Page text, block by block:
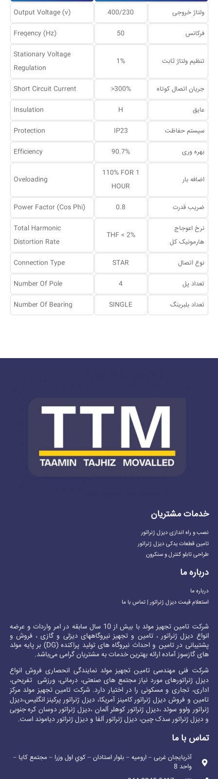
ولتاژ خروجی 400/230
Output Voltage (v)
فرکانس 50
Freqency (Hz)
تنظیم ولتاژ ثابت 1%
Stationary Voltage
Regulation
جریان اتصال کوتاه >300%
Short Circuit Current
عایق H
Insulation
سیستم حفاظت IP23
Protection
بهره وری 90.7%
Efficiency
اضافه بار
110% FOR 1
HOUR
Oveloading
ضریب قدرت 0.8
Power Factor (Cos Phi)
نرخ اعوجاج
هارمونیک کل
THF < 2%
Total Harmonic
Distortion Rate
نوع اتصال STAR
Connection Type
تعداد پل 4
Number Of Pole
تعداد بلبرینگ SINGLE
Number Of Bearing
خدمات مشتریان
نصب و راه اندازی دیزل ژنراتور
تامین قطعات یدکی دیزل ژنراتور
طراحی تابلو کنترل و سنکرون
درباره ما
درباره ما
استعلام قیمت دیزل ژنراتور | تماس با ما
شرکت تامین تجهیز مولد با بیش از 10 سال سابقه در امر واردات و عرضه
انواع دیزل ژنراتور ، تامین و تجهیز نیروگاههای دیزلی و گازی ، فروش و
پشتیبانی در تامین و احداث نیروگاه های تولید پراکنده (DG) بر پایه مولد
های گازسوز آماده ارائه بهترین خدمات به مشتریان گرامی می‌باشد.
شرکت فنی مهندسی تامین تجهیز مولد نمایندگی انحصاری فروش انواع
دیزل ژنراتورهای مورد نیاز مجتمع های صنعتی، درمانی، ورزشی تفریحی،
اداری، تجاری و مسکونی را در اختیار دارد. شرکت تامین تجهیز مولد مرکز
تامین و فروش دیزل ژنراتور کامینز آمریکا،دیزل ژنراتور پرکینزانگلیس،دیزل
ژنراتور ولوو سوئد ،دیزل ژنراتور کوهلرآلمان ،دیزل ژنراتور دوسان کره جنوبی
ودیزل ژنراتور سدکچین،دیزل ژنراتور آلفا ودیزل ژنراتور دیاموند است.
تماس با ما
آذربایجان غربی – ارومیه – بلوار استادان – كوي اول وزرا – مجتمع کايا –
واحد 8